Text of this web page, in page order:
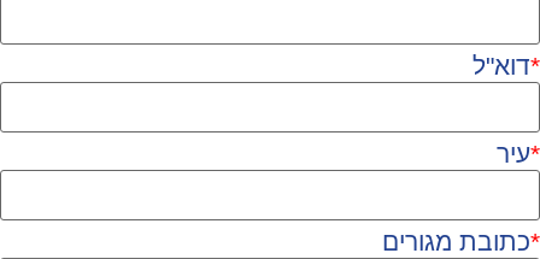
*דוא"ל
*עיר
*כתובת מגורים